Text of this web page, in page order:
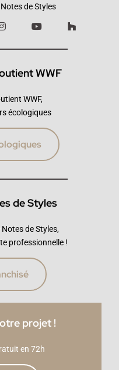
de Styles
WWF
WWF,
écologiques
de Styles
de Styles,
professionnelle !
projet !
en 72h